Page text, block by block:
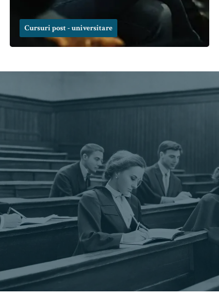
Cursuri post - universitare